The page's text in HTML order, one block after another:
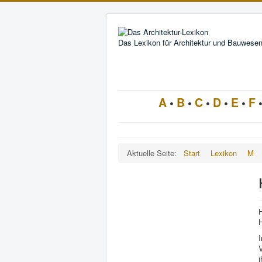
Das Lexikon für Architektur und Bauwesen
A • B • C • D • E • F
Aktuelle Seite: Start Lexikon M